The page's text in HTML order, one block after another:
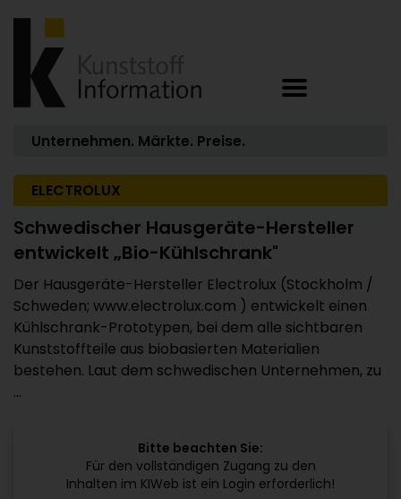
Unternehmen. Märkte. Preise.
ELECTROLUX
Schwedischer Hausgeräte-Hersteller
entwickelt „Bio-Kühlschrank"
Der Hausgeräte-Hersteller Electrolux (Stockholm /
Schweden; www.electrolux.com ) entwickelt einen
Kühlschrank-Prototypen, bei dem alle sichtbaren
Kunststoffteile aus biobasierten Materialien
bestehen. Laut dem schwedischen Unternehmen, zu
...
Bitte beachten Sie:
Für den vollständigen Zugang zu den
Inhalten im KIWeb ist ein Login erforderlich!